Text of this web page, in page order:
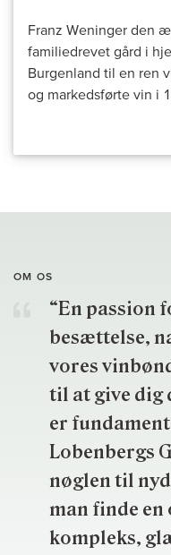
Franz Weninger den
familiedrevet gård i
Burgenland til en ren
og markedsførte vin i
OM OS
“En passion
besættelse,
vores
til at give dig
er
Lobenbergs
nøglen til
man finde en
kompleks,